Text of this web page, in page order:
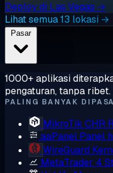
Deploy di Las Vegas →
Lihat semua 13 lokasi →
Pasar
1000+ aplikasi
pengaturan, tanpa ribet.
PALING BANYAK
MikroTik CHR
aaPanel Panel
WireGuard
MetaTrader 4